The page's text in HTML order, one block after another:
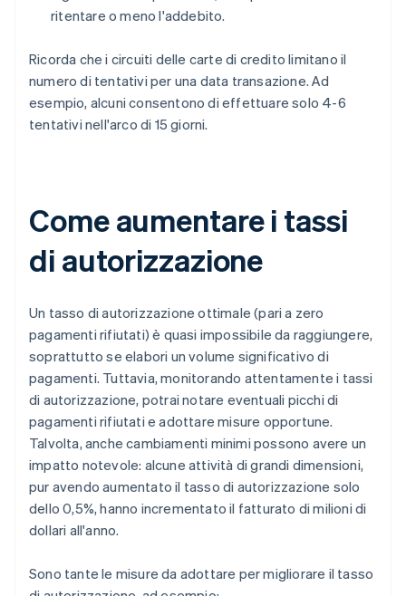
ritentare o meno l'addebito.
Ricorda che i circuiti delle carte di credito limitano il
numero di tentativi per una data transazione. Ad
esempio, alcuni consentono di effettuare solo 4-6
tentativi nell'arco di 15 giorni.
Come aumentare i tassi
di autorizzazione
Un tasso di autorizzazione ottimale (pari a zero
pagamenti rifiutati) è quasi impossibile da raggiungere,
soprattutto se elabori un volume significativo di
pagamenti. Tuttavia, monitorando attentamente i tassi
di autorizzazione, potrai notare eventuali picchi di
pagamenti rifiutati e adottare misure opportune.
Talvolta, anche cambiamenti minimi possono avere un
impatto notevole: alcune attività di grandi dimensioni,
pur avendo aumentato il tasso di autorizzazione solo
dello 0,5%, hanno incrementato il fatturato di milioni di
dollari all'anno.
Sono tante le misure da adottare per migliorare il tasso